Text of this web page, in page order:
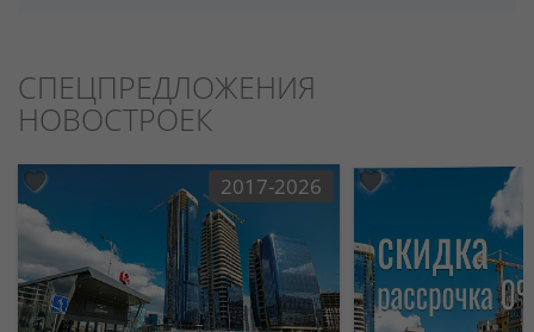
СПЕЦПРЕДЛОЖЕНИЯ
НОВОСТРОЕК
2017-2026